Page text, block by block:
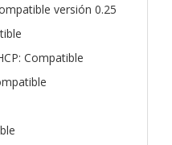
versión 0.25
Compatible